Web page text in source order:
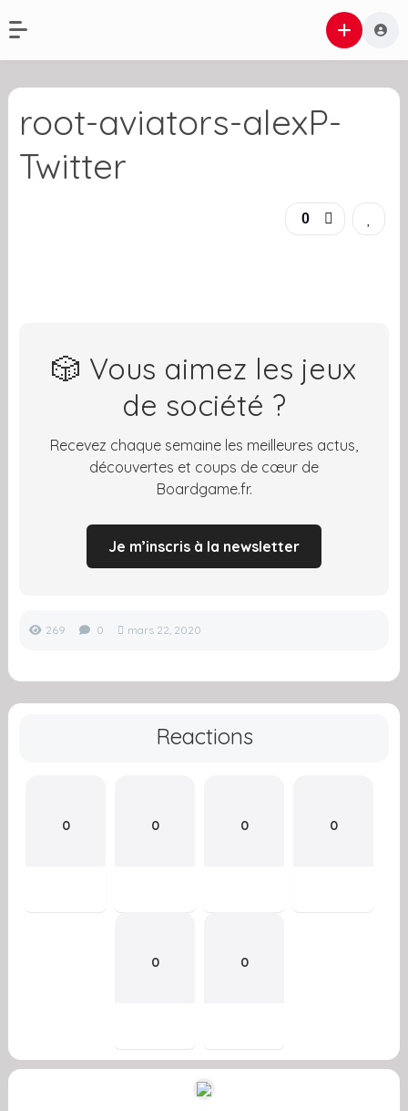
root-aviators-alexP-
Twitter
0
🎲 Vous aimez les jeux
de société ?
Recevez chaque semaine les meilleures actus,
découvertes et coups de cœur de
Boardgame.fr.
Je m’inscris à la newsletter
269 0 mars 22, 2020
Reactions
0 0 0 0
0 0